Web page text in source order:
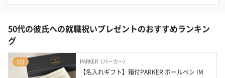
50代の彼氏への就職祝いプレゼントのおすすめランキン
グ
1位 PARKER（パーカー）
【名入れギフト】箱付PARKER ボールペン IM